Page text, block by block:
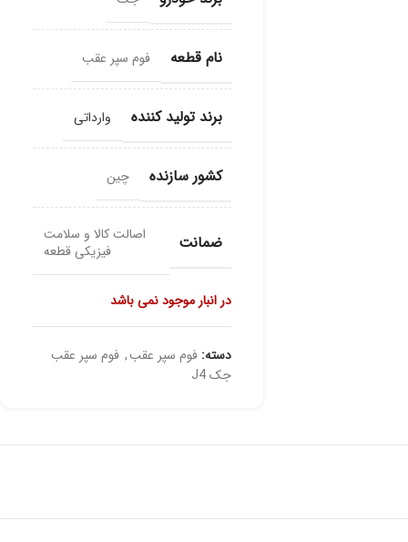
نام قطعه فوم سپر عقب
برند تولید کننده وارداتی
کشور سازنده چین
ضمانت
اصالت کالا و سلامت
فیزیکی قطعه
در انبار موجود نمی باشد
دسته: فوم سپر عقب, فوم سپر عقب
جک J4